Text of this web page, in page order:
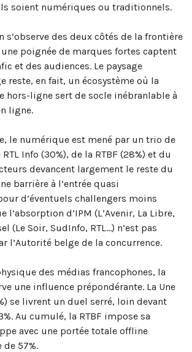
soient numériques ou traditionnels.
s’observe des deux côtés de la frontière
poignée de marques fortes captent
et des audiences. Le paysage
reste, en fait, un écosystème où la
hors-ligne sert de socle inébranlable à
ligne.
le numérique est mené par un trio de
Info (30%), de la RTBF (28%) et du
devancent largement le reste du
barrière à l’entrée quasi
d’éventuels challengers moins
l’absorption d’IPM (L’Avenir, La Libre,
(Le Soir, SudInfo, RTL…) n’est pas
l’Autorité belge de la concurrence.
des médias francophones, la
une influence prépondérante. La Une
se livrent un duel serré, loin devant
Au cumulé, la RTBF impose sa
avec une portée totale offline
57%.